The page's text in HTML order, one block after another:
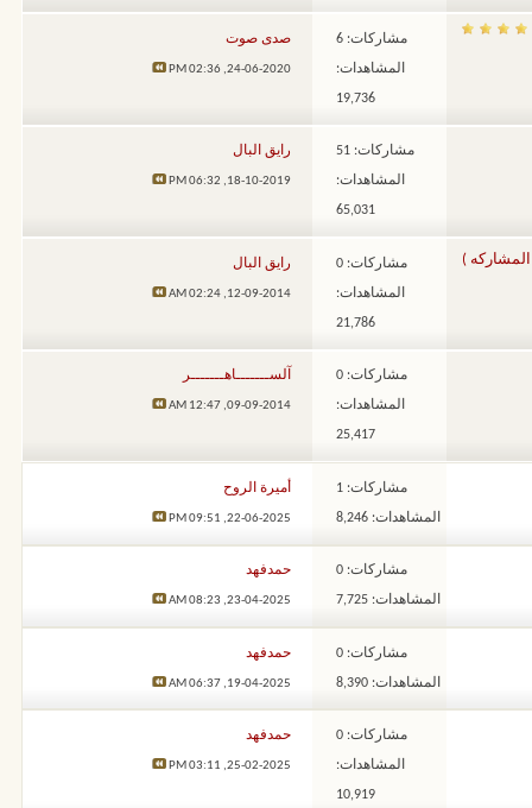
مشاركات: 6
المشاهدات:
19,736
صدى صوت
24-06-2020,
02:36 PM
مشاركات: 51
المشاهدات:
65,031
رايق البال
18-10-2019,
06:32 PM
) مشاركات: 0
المشاهدات:
21,786
رايق البال
12-09-2014,
02:24 AM
مشاركات: 0
المشاهدات:
25,417
آلســـــــاهـــــــر
09-09-2014,
12:47 AM
مشاركات: 1
المشاهدات: 8,246
أميرة الروح
22-06-2025,
09:51 PM
مشاركات: 0
المشاهدات: 7,725
حمدفهد
23-04-2025,
08:23 AM
مشاركات: 0
المشاهدات: 8,390
حمدفهد
19-04-2025,
06:37 AM
مشاركات: 0
المشاهدات:
10,919
حمدفهد
25-02-2025,
03:11 PM